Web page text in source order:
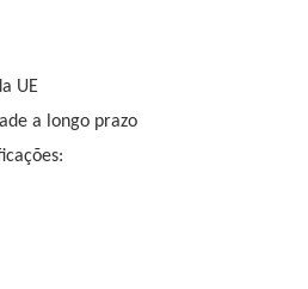
UE
a longo prazo